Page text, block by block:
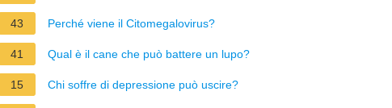
43 Perché viene il Citomegalovirus?
41 Qual è il cane che può battere un lupo?
15 Chi soffre di depressione può uscire?